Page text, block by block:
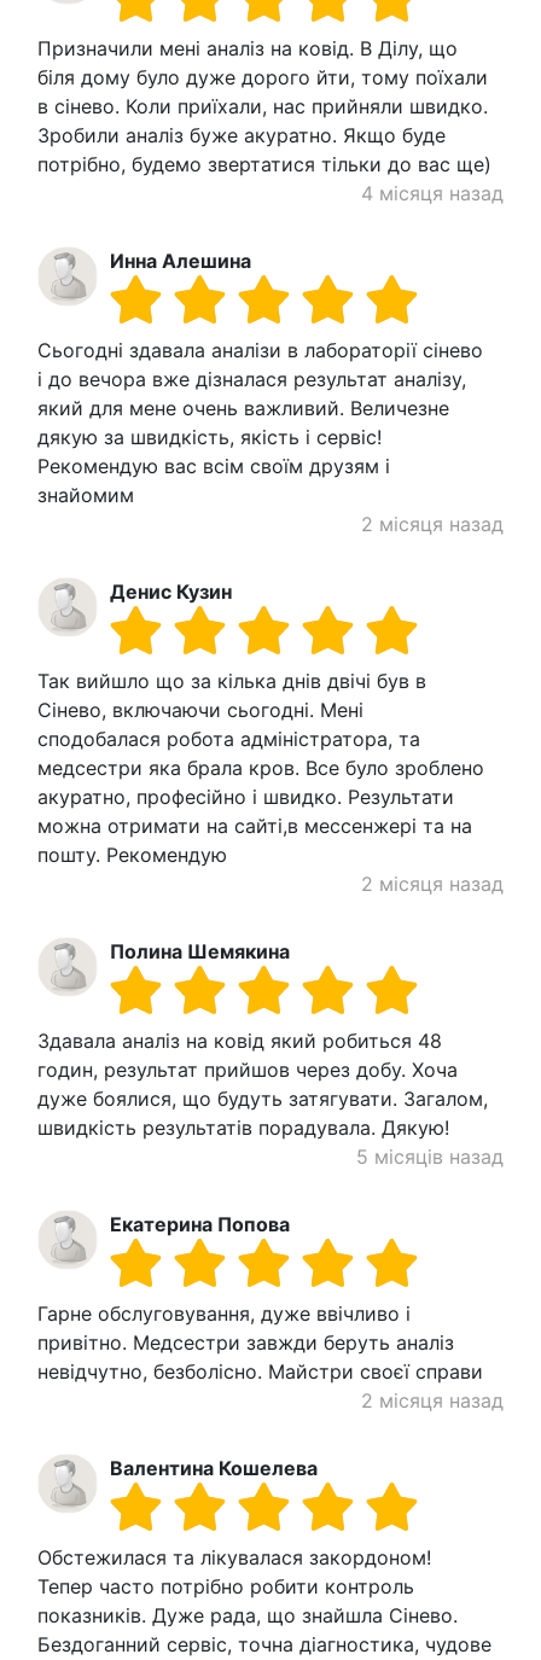
Призначили мені аналіз на ковід. В Ділу, що
біля дому було дуже дорого йти, тому поїхали
в сінево. Коли приїхали, нас прийняли швидко.
Зробили аналіз буже акуратно. Якщо буде
потрібно, будемо звертатися тільки до вас ще)
4 місяця назад
Инна Алешина
Сьогодні здавала аналізи в лабораторії сінево
і до вечора вже дізналася результат аналізу,
який для мене очень важливий. Величезне
дякую за швидкість, якість і сервіс!
Рекомендую вас всім своїм друзям і
знайомим
2 місяця назад
Денис Кузин
Так вийшло що за кілька днів двічі був в
Сінево, включаючи сьогодні. Мені
сподобалася робота адміністратора, та
медсестри яка брала кров. Все було зроблено
акуратно, професійно і швидко. Результати
можна отримати на сайті,в мессенжері та на
пошту. Рекомендую
2 місяця назад
Полина Шемякина
Здавала аналіз на ковід який робиться 48
годин, результат прийшов через добу. Хоча
дуже боялися, що будуть затягувати. Загалом,
швидкість результатів порадувала. Дякую!
5 місяців назад
Екатерина Попова
Гарне обслуговування, дуже ввічливо і
привітно. Медсестри завжди беруть аналіз
невідчутно, безболісно. Майстри своєї справи
2 місяця назад
Валентина Кошелева
Обстежилася та лікувалася закордоном!
Тепер часто потрібно робити контроль
показників. Дуже рада, що знайшла Сінево.
Бездоганний сервіс, точна діагностика, чудове